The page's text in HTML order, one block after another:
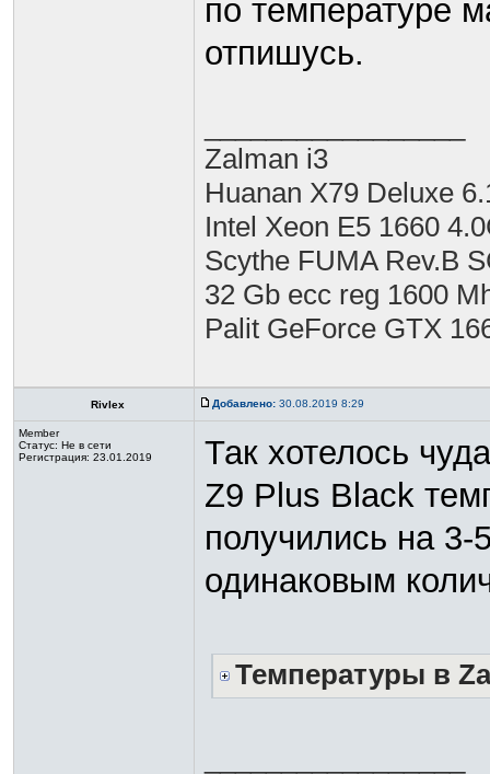
по температуре
отпишусь.
Zalman i3
Huanan X79 Deluxe
Intel Xeon E5 1660
Scythe FUMA Rev.B
32 Gb ecc reg 1600
Palit GeForce GTX
Rivlex Добавлено: 30.08.2019 8:29
Member
Статус: Не в сети
Регистрация: 23.01.2019
Так хотелось
Z9 Plus Black
получились на
одинаковым
Температуры в